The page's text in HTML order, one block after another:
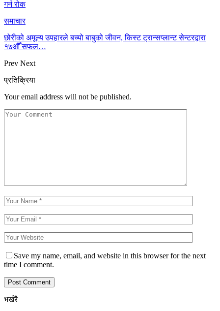
गर्न रोक
समाचार
छोरीको अमूल्य उपहारले बच्यो बाबुको जीवन, किस्ट ट्रान्सप्लान्ट सेन्टरद्वारा
१७औँ सफल…
Prev Next
प्रतिक्रिया
Your email address will not be published.
Save my name, email, and website in this browser for the next
time I comment.
भर्खरै